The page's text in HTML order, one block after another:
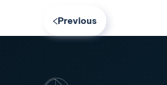
Previous